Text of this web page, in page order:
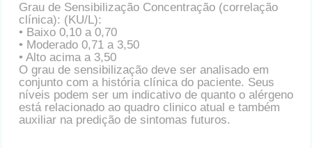
Grau de Sensibilização Concentração (correlação
clínica): (KU/L):
• Baixo 0,10 a 0,70
• Moderado 0,71 a 3,50
• Alto acima a 3,50
O grau de sensibilização deve ser analisado em
conjunto com a história clínica do paciente. Seus
níveis podem ser um indicativo de quanto o alérgeno
está relacionado ao quadro clinico atual e também
auxiliar na predição de sintomas futuros.